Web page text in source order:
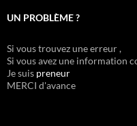
UN PROBLÈME ?
Si vous trouvez une erreur ,
Si vous avez une information
Je suis preneur
MERCI d'avance